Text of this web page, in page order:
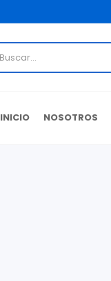
INICIO NOSOTROS